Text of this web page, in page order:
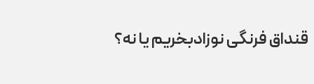
قنداق فرنگی نوزادبخریم یا نه؟